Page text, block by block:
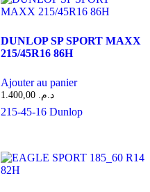
DUNLOP SP SPORT MAXX
215/45R16 86H
Ajouter au panier
د.م. 1.400,00
215-45-16 Dunlop